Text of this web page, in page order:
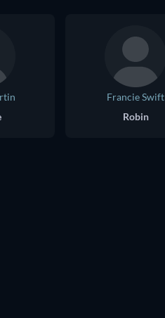
Francie Swift
Robin